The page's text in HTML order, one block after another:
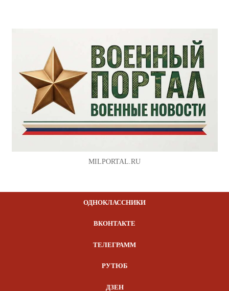
MILPORTAL.RU
ОДНОКЛАССНИКИ
ВКОНТАКТЕ
ТЕЛЕГРАММ
РУТЮБ
ДЗЕН